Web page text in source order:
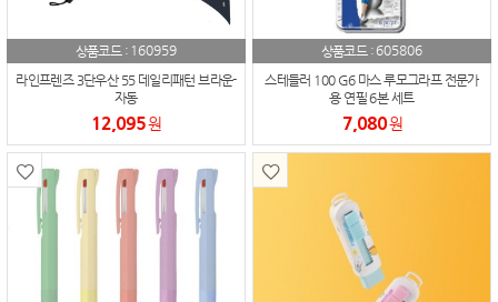
상품코드 : 160959
라인프렌즈 3단우산 55 데일리패턴 브라운-
자동
12,095원
상품코드 : 605806
스테들러 100 G6 마스 루모그라프 전문가
용 연필 6본 세트
7,080원